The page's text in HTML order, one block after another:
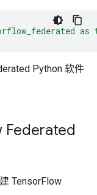
Python 软件
Federated
TensorFlow